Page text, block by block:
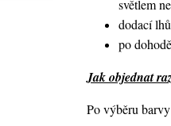
světlem
dodací
po
Jak objednat
Po výběru